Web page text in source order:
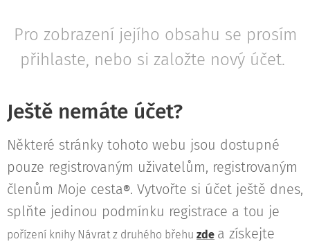
Pro zobrazení jejího obsahu se prosím
přihlaste, nebo si založte nový účet.
Ještě nemáte účet?
Některé stránky tohoto webu jsou dostupné
pouze registrovaným uživatelům, registrovaným
členům Moje cesta®. Vytvořte si účet ještě dnes,
splňte jedinou podmínku registrace a tou je
pořízení knihy Návrat z druhého břehu zde a získejte